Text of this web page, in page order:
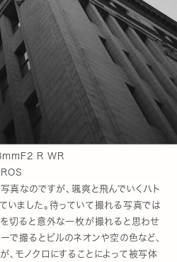
R WR
真なのですが、颯爽と飛んでいくハト
いました。待っていて撮れる写真では
を切ると意外な一枚が撮れると思わせ
で撮るとビルのネオンや空の色など、
、モノクロにすることによって被写体